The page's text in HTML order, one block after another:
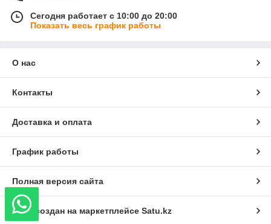
Сегодня работает с 10:00 до 20:00
Показать весь график работы
О нас
Контакты
Доставка и оплата
График работы
Полная версия сайта
Сайт создан на маркетплейсе Satu.kz